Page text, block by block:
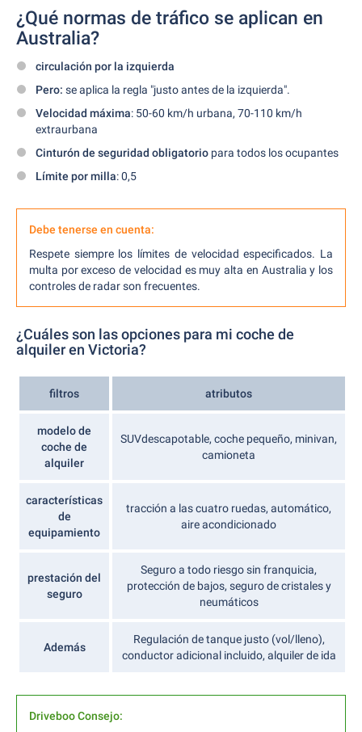
¿Qué normas de tráfico se aplican en
Australia?
circulación por la izquierda
Pero: se aplica la regla "justo antes de la izquierda".
Velocidad máxima: 50-60 km/h urbana, 70-110 km/h
extraurbana
Cinturón de seguridad obligatorio para todos los ocupantes
Límite por milla: 0,5
Debe tenerse en cuenta:
Respete siempre los límites de velocidad especificados. La
multa por exceso de velocidad es muy alta en Australia y los
controles de radar son frecuentes.
¿Cuáles son las opciones para mi coche de
alquiler en Victoria?
filtros atributos
modelo de
coche de
alquiler
SUVdescapotable, coche pequeño, minivan,
camioneta
características
de
equipamiento
tracción a las cuatro ruedas, automático,
aire acondicionado
prestación del
seguro
Seguro a todo riesgo sin franquicia,
protección de bajos, seguro de cristales y
neumáticos
Además
Regulación de tanque justo (vol/lleno),
conductor adicional incluido, alquiler de ida
Driveboo Consejo: